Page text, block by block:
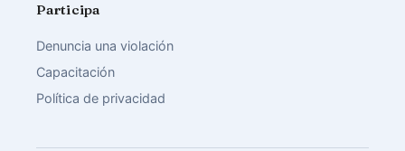
Participa
Denuncia una violación
Capacitación
Política de privacidad